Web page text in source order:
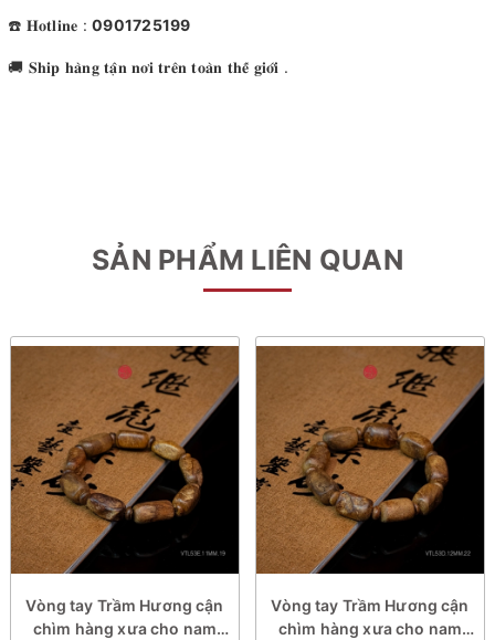
☎️ 𝐇𝐨𝐭𝐥𝐢𝐧𝐞 : 0901725199
🚚 𝐒𝐡𝐢𝐩 𝐡𝐚̀𝐧𝐠 𝐭𝐚̣̂𝐧 𝐧𝐨̛𝐢 𝐭𝐫𝐞̂𝐧 𝐭𝐨𝐚̀𝐧 𝐭𝐡𝐞̂́ 𝐠𝐢𝐨̛́𝐢 .
SẢN PHẨM LIÊN QUAN
Vòng tay Trầm Hương cận
chìm hàng xưa cho nam
Vòng tay Trầm Hương cận
chìm hàng xưa cho nam